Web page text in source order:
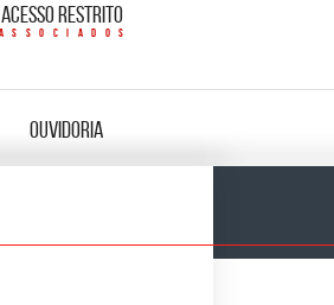
Acesso Restrito
Ouvidoria